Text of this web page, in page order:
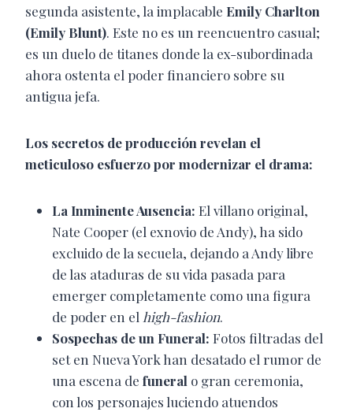
segunda asistente, la implacable Emily Charlton
(Emily Blunt). Este no es un reencuentro casual;
es un duelo de titanes donde la ex-subordinada
ahora ostenta el poder financiero sobre su
antigua jefa.
Los secretos de producción revelan el
meticuloso esfuerzo por modernizar el drama:
La Inminente Ausencia: El villano original,
Nate Cooper (el exnovio de Andy), ha sido
excluido de la secuela, dejando a Andy libre
de las ataduras de su vida pasada para
emerger completamente como una figura
de poder en el high-fashion.
Sospechas de un Funeral: Fotos filtradas del
set en Nueva York han desatado el rumor de
una escena de funeral o gran ceremonia,
con los personajes luciendo atuendos